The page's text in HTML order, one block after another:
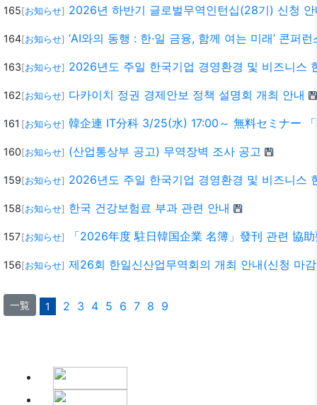
165 [お知らせ] 2026년 하반기 글로벌무역인턴십(28기) 신청 안
164[お知らせ] ‘AI와의 동행 : 한·일 금융, 함께 여는 미래’ 콘퍼
163 [お知らせ] 2026년도 주일 한국기업 경영환경 및 비즈니스
162 [お知らせ] 다카이치 정권 경제안보 정책 설명회 개최 안내
161 [お知らせ] 韓企連 IT分科 3/25(水) 17:00～ 無料セミナー
160 [お知らせ] (산업통상부 공고) 무역장벽 조사 공고
159 [お知らせ] 2026년도 주일 한국기업 경영환경 및 비즈니스
158 [お知らせ] 한국 건강보험료 부과 관련 안내
157 [お知らせ] 「2026年度 駐日韓国企業 名簿」發刊 관련 協
156 [お知らせ] 제26회 한일신산업무역회의 개최 안내(신청 마
一覧 1 2 3 4 5 6 7 8 9